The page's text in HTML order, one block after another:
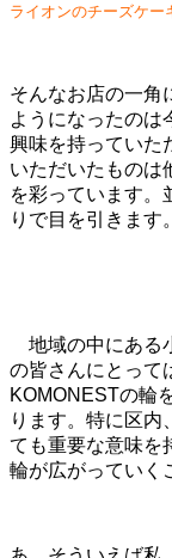
ライオンのチーズケ
そんなお店の一角
ようになったのは
興味を持っていた
いただいたものは
を彩っています。
りで目を引きます。
地域の中にある
の皆さんにとって
KOMONESTの輪
ります。特に区内
ても重要な意味を
輪が広がっていく